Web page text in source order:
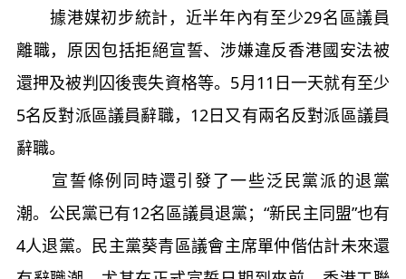
據港媒初步統計，近半年內有至少29名區議員
離職，原因包括拒絕宣誓、涉嫌違反香港國安法被
還押及被判囚後喪失資格等。5月11日一天就有至少
5名反對派區議員辭職，12日又有兩名反對派區議員
辭職。
宣誓條例同時還引發了一些泛民黨派的退黨
潮。公民黨已有12名區議員退黨；“新民主同盟”也有
4人退黨。民主黨葵青區議會主席單仲偕估計未來還